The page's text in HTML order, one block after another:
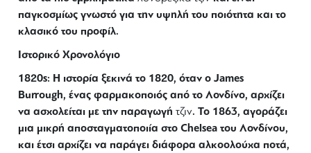
παγκοσμίως γνωστό για την υψηλή του ποιότητα και το
κλασικό του προφίλ.
Ιστορικό Χρονολόγιο
1820s: Η ιστορία ξεκινά το 1820, όταν ο James
Burrough, ένας φαρμακοποιός από το Λονδίνο, αρχίζει
να ασχολείται με την παραγωγήτζιν. Το 1863, αγοράζει
μια μικρή αποσταγματοποιία στο Chelsea του Λονδίνου,
και έτσι αρχίζει να παράγει διάφορα αλκοολούχα ποτά,